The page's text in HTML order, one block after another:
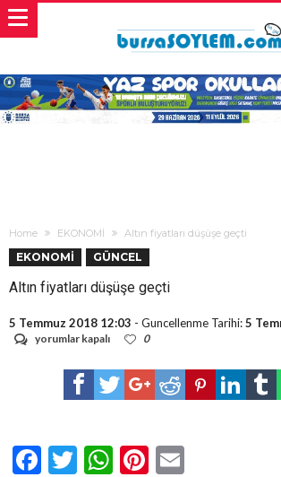
Home EKONOMİ Altın fiyatları düşüşe geçti
EKONOMİ GÜNCEL
Altın fiyatları düşüşe geçti
5 Temmuz 2018 12:03 - Guncellenme Tarihi:5
Altın
düşüşe
yorumlar kapalı 0
Facebook
TwitterWhatsApp
Pinterest